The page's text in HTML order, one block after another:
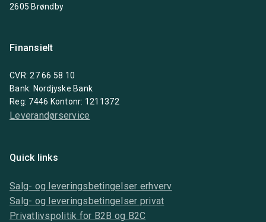
2605 Brøndby
Finansielt
CVR: 27 66 58 10
Bank: Nordjyske Bank
Reg: 7446 Kontonr: 1211372
Leverandørservice
Quick links
Salg- og leveringsbetingelser erhverv
Salg- og leveringsbetingelser privat
Privatlivspolitik for B2B og B2C